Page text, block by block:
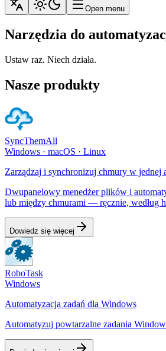
Open menu
Narzędzia do
Ustaw raz. Niech działa.
Nasze produkty
SyncThemAll
Windows · macOS · Linux
Zarządzaj i synchronizuj chmury w jednej
Dwupanelowy menedżer plików i
lub między chmurami — ręcznie, według
Dowiedz się więcej
RoboTask
Windows
Automatyzacja zadań dla Windows
Automatyzuj powtarzalne zadania